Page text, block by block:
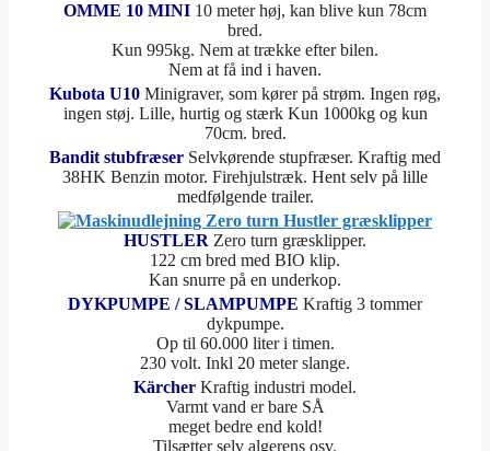
OMME 10 MINI 10 meter høj, kan blive kun 78cm
bred.
Kun 995kg. Nem at trække efter bilen.
Nem at få ind i haven.
Kubota U10 Minigraver, som kører på strøm. Ingen røg,
ingen støj. Lille, hurtig og stærk Kun 1000kg og kun
70cm. bred.
Bandit stubfræser Selvkørende stupfræser. Kraftig med
38HK Benzin motor. Firehjulstræk. Hent selv på lille
medfølgende trailer.
HUSTLER Zero turn græsklipper.
122 cm bred med BIO klip.
Kan snurre på en underkop.
DYKPUMPE / SLAMPUMPE Kraftig 3 tommer
dykpumpe.
Op til 60.000 liter i timen.
230 volt. Inkl 20 meter slange.
Kärcher Kraftig industri model.
Varmt vand er bare SÅ
meget bedre end kold!
Tilsætter selv algerens osv.